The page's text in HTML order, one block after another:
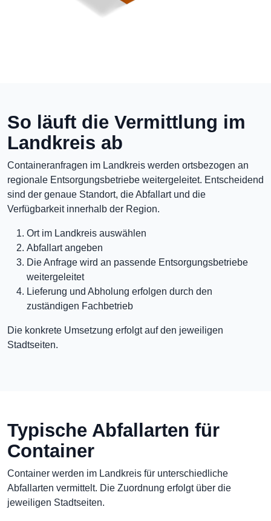
So läuft die Vermittlung im
Landkreis ab
Containeranfragen im Landkreis werden ortsbezogen an
regionale Entsorgungsbetriebe weitergeleitet. Entscheidend
sind der genaue Standort, die Abfallart und die
Verfügbarkeit innerhalb der Region.
Ort im Landkreis auswählen
Abfallart angeben
Die Anfrage wird an passende Entsorgungsbetriebe
weitergeleitet
Lieferung und Abholung erfolgen durch den
zuständigen Fachbetrieb
Die konkrete Umsetzung erfolgt auf den jeweiligen
Stadtseiten.
Typische Abfallarten für
Container
Container werden im Landkreis für unterschiedliche
Abfallarten vermittelt. Die Zuordnung erfolgt über die
jeweiligen Stadtseiten.